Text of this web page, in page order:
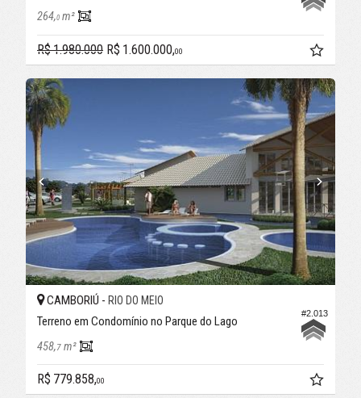
264,0 m²
R$ 1.980.000 R$ 1.600.000,00
#2.013
CAMBORIÚ - RIO DO MEIO
Terreno em Condomínio no Parque do Lago
458,7 m²
R$ 779.858,00